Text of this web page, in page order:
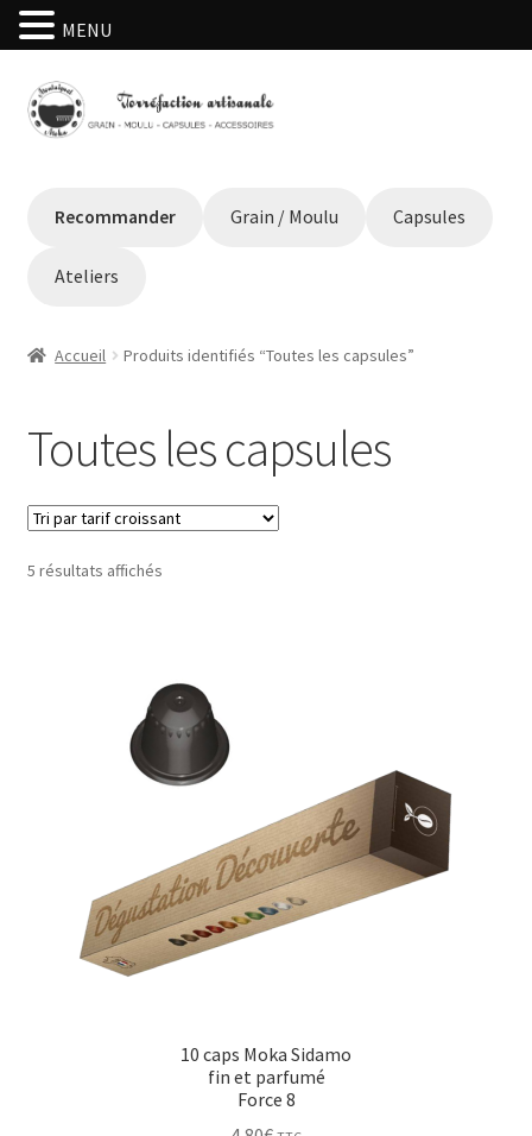
Aller
à
Aller
au
Recommander Grain / Moulu Capsules
Ateliers
Accueil Produits identifiés “Toutes les capsules”
Toutes les capsules
5 résultats affichésTrié
10 caps Moka Sidamo
fin et parfumé
Force 8
MENU